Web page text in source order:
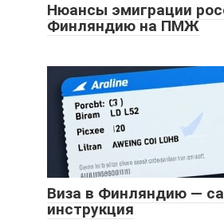
Нюансы эмиграции
Финляндию на ПМЖ
Виза в Финляндию —
инструкция